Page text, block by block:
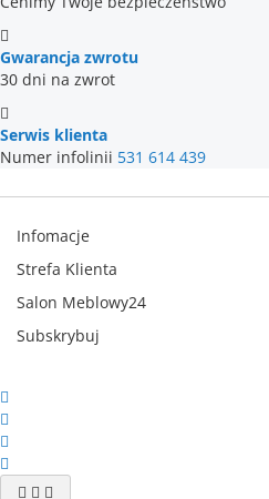
Gwarancja zwrotu
30 dni na zwrot
Serwis klienta
Numer infolinii 531 614 439
Infomacje
Strefa Klienta
Salon Meblowy24
Subskrybuj